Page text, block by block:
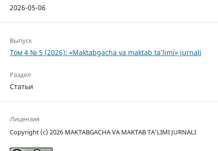
2026-05-06
Выпуск
Том 4 № 5 (2026): «Maktabgacha va maktab ta’limi» jurnali
Раздел
Статьи
Лицензия
Copyright (c) 2026 MAKTABGACHA VA MAKTAB TA’LIMI JURNALI